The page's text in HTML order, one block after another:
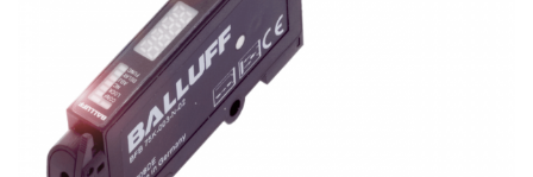
Touch Panel / HMI
Inregistratoare
Solutii industriale Ethernet
Router si switch-uri industriale
Afisoare digitale